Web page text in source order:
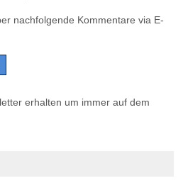
nachfolgende Kommentare via E-
erhalten um immer auf dem